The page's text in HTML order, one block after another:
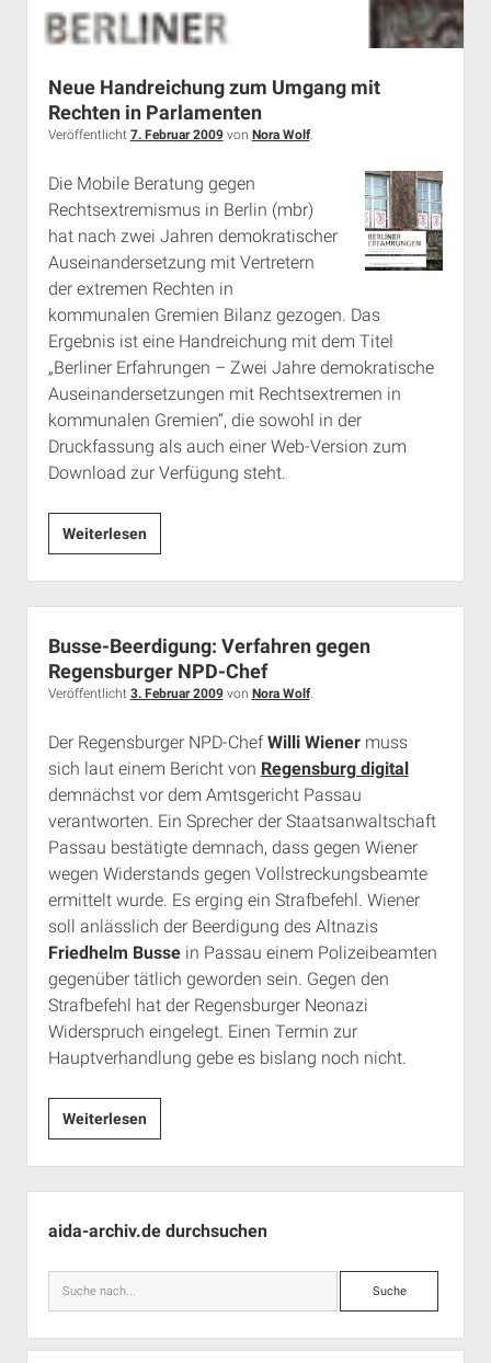
Neue Handreichung zum Umgang mit
Rechten in Parlamenten
Veröffentlicht 7. Februar 2009von Nora Wolf.
Die Mobile Beratung gegen
Rechtsextremismus in Berlin (mbr)
hat nach zwei Jahren demokratischer
Auseinandersetzung mit Vertretern
der extremen Rechten in
kommunalen Gremien Bilanz gezogen. Das
Ergebnis ist eine Handreichung mit dem Titel
„Berliner Erfahrungen – Zwei Jahre demokratische
Auseinandersetzungen mit Rechtsextremen in
kommunalen Gremien“, die sowohl in der
Druckfassung als auch einer Web-Version zum
Download zur Verfügung steht.
WeiterlesenNeue
Handreichung
zum
Umgang
mit
Rechten
in
Busse-Beerdigung: Verfahren gegen
Regensburger NPD-Chef
Veröffentlicht 3. Februar 2009von Nora Wolf.
Der Regensburger NPD-ChefWilli Wienermuss
sich laut einem Bericht von Regensburg digital
demnächst vor dem Amtsgericht Passau
verantworten. Ein Sprecher der Staatsanwaltschaft
Passau bestätigte demnach, dass gegen Wiener
wegen Widerstands gegen Vollstreckungsbeamte
ermittelt wurde. Es erging ein Strafbefehl. Wiener
soll anlässlich der Beerdigung des Altnazis
Friedhelm Bussein Passau einem Polizeibeamten
gegenüber tätlich geworden sein. Gegen den
Strafbefehl hat der Regensburger Neonazi
Widerspruch eingelegt. Einen Termin zur
Hauptverhandlung gebe es bislang noch nicht.
WeiterlesenBusse-
Beerdigung:
Verfahren
gegen
Regensburger
Chef
aida-archiv.de durchsuchen
Suche